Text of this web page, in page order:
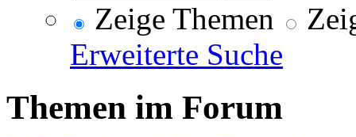
Zeige Themen
Erweiterte Suche
Themen im Forum